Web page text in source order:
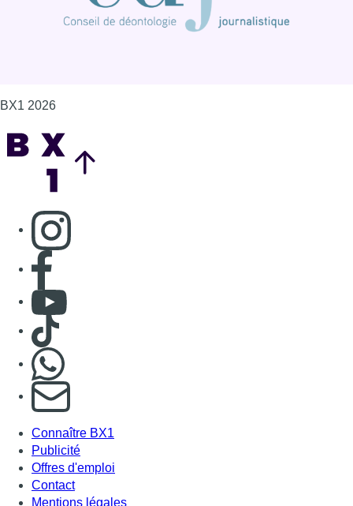
BX1 2026
Consulter page Instagram
Consulter page Facebook
Consulter Youtube
Consulter TikTok
S'abonner à notre newsletter
Connaître BX1
Publicité
Offres d'emploi
Contact
Mentions légales